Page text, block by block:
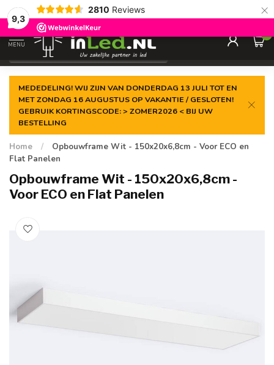
9,3
2810 Reviews ×
Gegarandeerde delaagste prijs
MENU
0
MEDEDELING! WIJ ZIJN VAN DONDERDAG 13 JULI TOT EN
MET ZONDAG 16 AUGUSTUS OP VAKANTIE / GESLOTEN!
GEBRUIK KORTINGSCODE: > ZOMER2026 < BIJ UW
BESTELLING
Home /
Opbouwframe Wit - 150x20x6,8cm - Voor ECO en
Flat Panelen
Opbouwframe Wit - 150x20x6,8cm -
Voor ECO en Flat Panelen